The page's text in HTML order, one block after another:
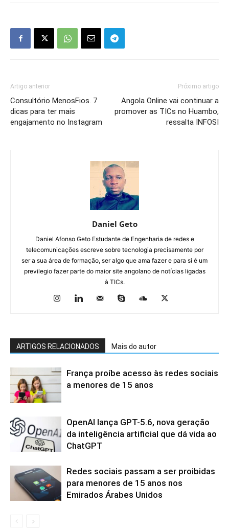
Artigo anterior
Consultório MenosFios. 7
dicas para ter mais
engajamento no Instagram
Próximo artigo
Angola Online vai continuar a
promover as TICs no Huambo,
ressalta INFOSI
Daniel Geto
Daniel Afonso Geto Estudante de Engenharia de redes e
telecomunicações escreve sobre tecnologia precisamente por
ser a sua área de formação, ser algo que ama fazer e para si é um
previlegio fazer parte do maior site angolano de notícias ligadas
à TICs.
ARTIGOS RELACIONADOS Mais do autor
França proíbe acesso às redes sociais
a menores de 15 anos
OpenAI lança GPT-5.6, nova geração
da inteligência artificial que dá vida ao
ChatGPT
Redes sociais passam a ser proibidas
para menores de 15 anos nos
Emirados Árabes Unidos